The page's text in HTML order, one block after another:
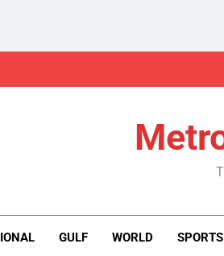
GULF WORLD SPORTS